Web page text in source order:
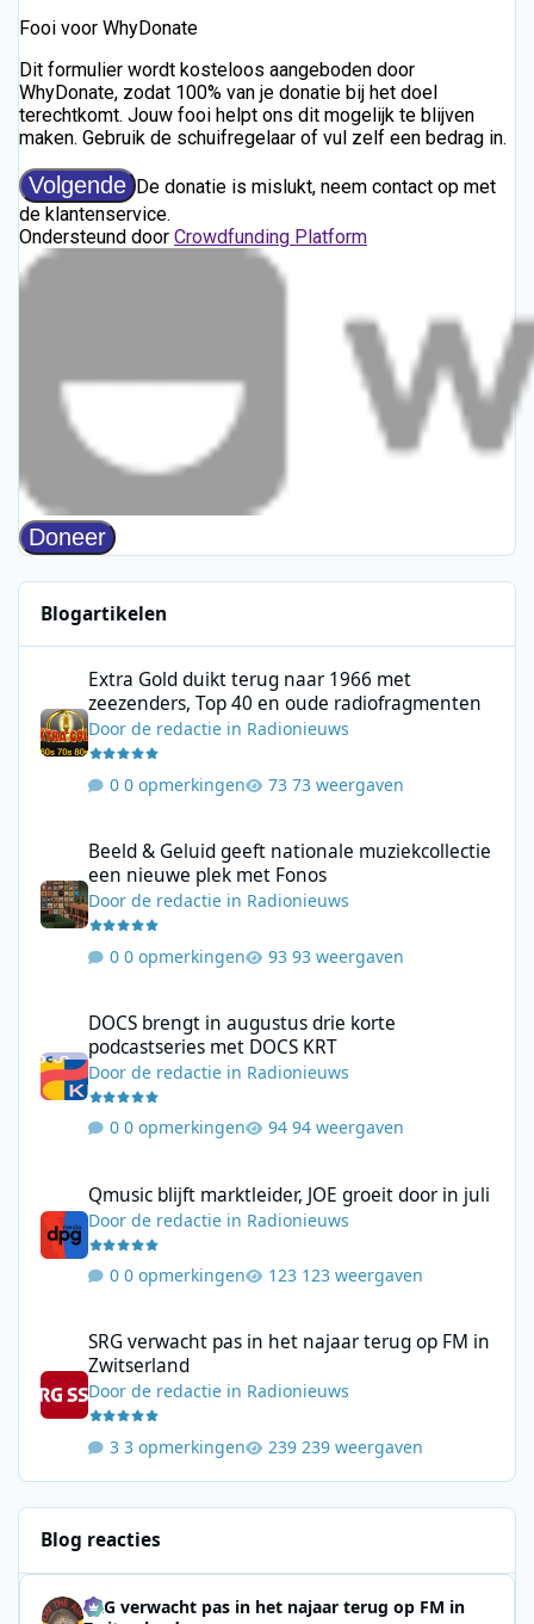
Blogartikelen
Extra Gold duikt terug naar 1966 met
zeezenders, Top 40 en oude radiofragmenten
Doorde redactie in Radionieuws
0 opmerkingen 73 weergaven
Beeld & Geluid geeft nationale muziekcollectie
een nieuwe plek met Fonos
Doorde redactie in Radionieuws
0 opmerkingen 93 weergaven
DOCS brengt in augustus drie korte
podcastseries met DOCS KRT
Doorde redactie in Radionieuws
0 opmerkingen 94 weergaven
Qmusic blijft marktleider, JOE groeit door in juli
Doorde redactie in Radionieuws
0 opmerkingen 123 weergaven
SRG verwacht pas in het najaar terug op FM in
Zwitserland
Doorde redactie in Radionieuws
3 opmerkingen 239 weergaven
Blog reacties
SRG verwacht pas in het najaar terug op FM in